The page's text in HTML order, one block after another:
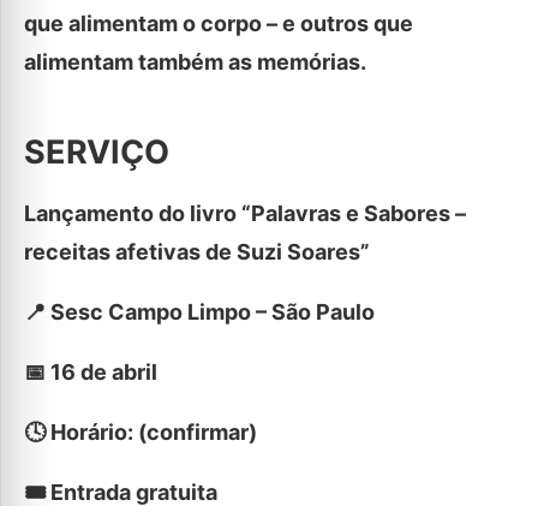
que alimentam o corpo – e outros que
alimentam também as memórias.
SERVIÇO
Lançamento do livro “Palavras e Sabores –
receitas afetivas de Suzi Soares”
📍 Sesc Campo Limpo – São Paulo
📅 16 de abril
🕓 Horário: (confirmar)
🎟 Entrada gratuita